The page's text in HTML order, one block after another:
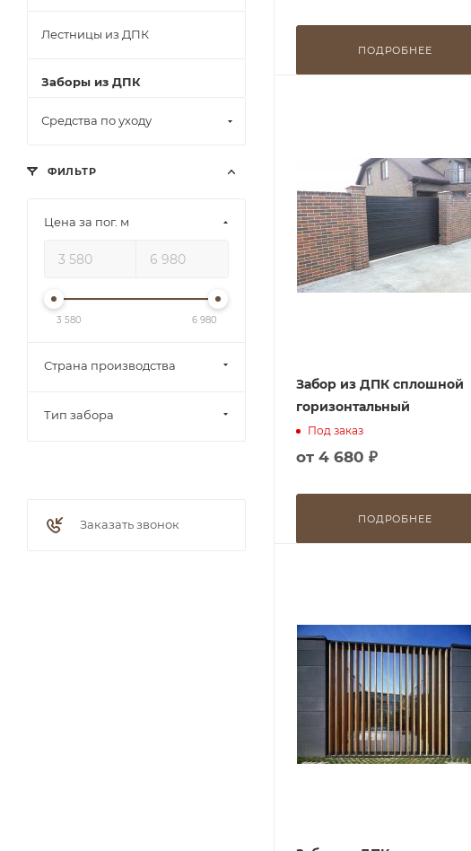
ПОДРОБНЕЕ
Забор из ДПК сплошной
горизонтальный
Под заказ
от 4 680 ₽
ПОДРОБНЕЕ
Лестницы из ДПК
Заборы из ДПК
Средства по уходу
ФИЛЬТР
Цена за пог. м
3 580 6 980
Страна производства
Тип забора
Заказать звонок